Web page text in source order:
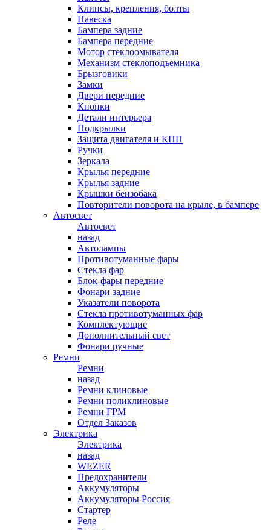
Клипсы, крепления, болты
Навеска
Бампера задние
Бампера передние
Мотор стеклоомывателя
Механизм стеклоподъемника
Брызговики
Замки
Двери передние
Кнопки
Детали интерьера
Подкрылки
Защита двигателя и КПП
Ручки
Зеркала
Крылья передние
Крылья задние
Крышки бензобака
Повторители поворота на крыле, в бампере
Автосвет
Автосвет
назад
Автолампы
Противотуманные фары
Стекла фар
Блок-фары передние
Фонари задние
Указатели поворота
Стекла противотуманных фар
Комплектующие
Дополнительный свет
Фонари ручные
Ремни
Ремни
назад
Ремни клиновые
Ремни поликлиновые
Ремни ГРМ
Отдел Заказов
Электрика
Электрика
назад
WEZER
Предохранители
Аккумуляторы
Аккумуляторы Россия
Стартер
Реле